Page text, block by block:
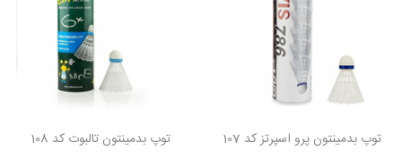
توپ بدمینتون پرو اسپرتز کد 107 توپ بدمینتون تالبوت کد 108